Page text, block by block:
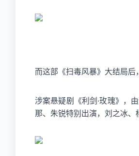
而这部《扫毒风暴》大结局后
涉案悬疑剧《利剑·玫瑰》，
那、朱锐特别出演，刘之冰、